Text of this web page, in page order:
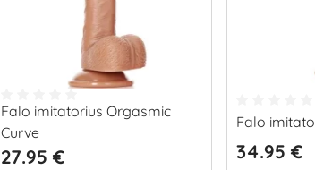
Falo imitatorius Orgasmic
Curve
27.95 €
Falo
34.95 €